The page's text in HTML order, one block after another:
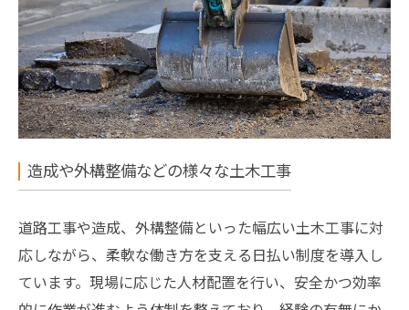
造成や外構整備などの様々な土木工事
道路工事や造成、外構整備といった幅広い土木工事に対
応しながら、柔軟な働き方を支える日払い制度を導入し
ています。現場に応じた人材配置を行い、安全かつ効率